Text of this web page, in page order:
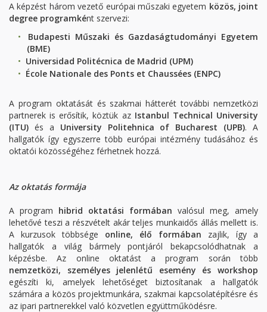
A képzést három vezető európai műszaki egyetem közös, joint
degree programként szervezi:
Budapesti Műszaki és Gazdaságtudományi Egyetem
(BME)
Universidad Politécnica de Madrid (UPM)
École Nationale des Ponts et Chaussées (ENPC)
A program oktatását és szakmai hátterét további nemzetközi
partnerek is erősítik, köztük az Istanbul Technical University
(ITU) és a University Politehnica of Bucharest (UPB). A
hallgatók így egyszerre több európai intézmény tudásához és
oktatói közösségéhez férhetnek hozzá.
Az oktatás formája
A program hibrid oktatási formában valósul meg, amely
lehetővé teszi a részvételt akár teljes munkaidős állás mellett is.
A kurzusok többsége online, élő formában zajlik, így a
hallgatók a világ bármely pontjáról bekapcsolódhatnak a
képzésbe. Az online oktatást a program során több
nemzetközi, személyes jelenlétű esemény és workshop
egészíti ki, amelyek lehetőséget biztosítanak a hallgatók
számára a közös projektmunkára, szakmai kapcsolatépítésre és
az ipari partnerekkel való közvetlen együttműködésre.